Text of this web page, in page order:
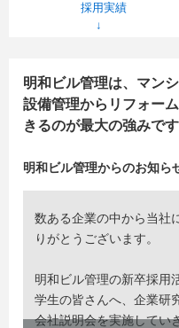
採用実績
明和ビル管理は、マン
設備管理からリフォー
きるのが最大の強みで
明和ビル管理からのお知ら
数ある企業の中から当社
りがとうございます。
明和ビル管理の新卒採用
学生の皆さんへ、企業研
会社説明会を実施してい